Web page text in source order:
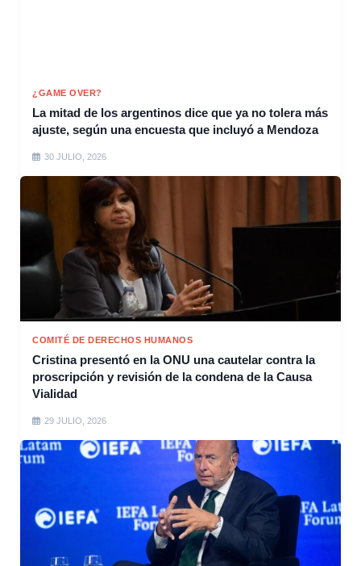
¿GAME OVER?
La mitad de los argentinos dice que ya no tolera más
ajuste, según una encuesta que incluyó a Mendoza
30 JULIO, 2026
COMITÉ DE DERECHOS HUMANOS
Cristina presentó en la ONU una cautelar contra la
proscripción y revisión de la condena de la Causa
Vialidad
29 JULIO, 2026